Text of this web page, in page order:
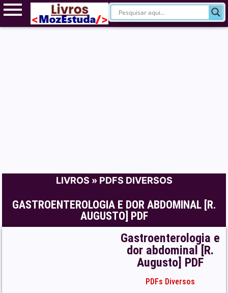
LIVROS » PDFS DIVERSOS
GASTROENTEROLOGIA E DOR ABDOMINAL [R.
AUGUSTO] PDF
Gastroenterologia e
dor abdominal [R.
Augusto] PDF
PDFs Diversos